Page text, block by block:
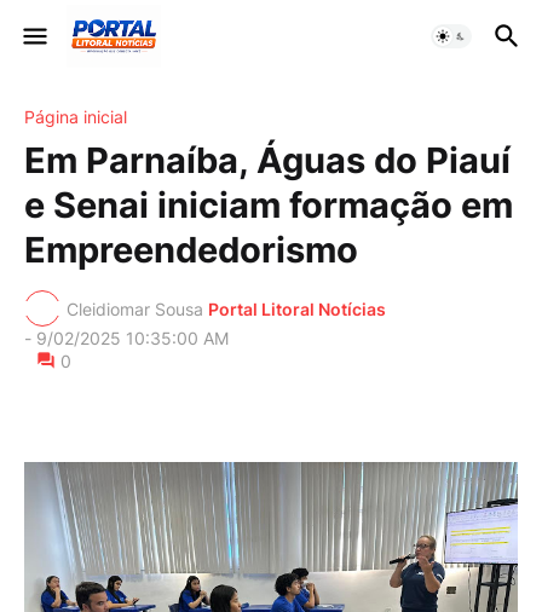
Página inicial
Em Parnaíba, Águas do Piauí
e Senai iniciam formação em
Empreendedorismo
Cleidiomar Sousa Portal Litoral Notícias
- 9/02/2025 10:35:00 AM
0